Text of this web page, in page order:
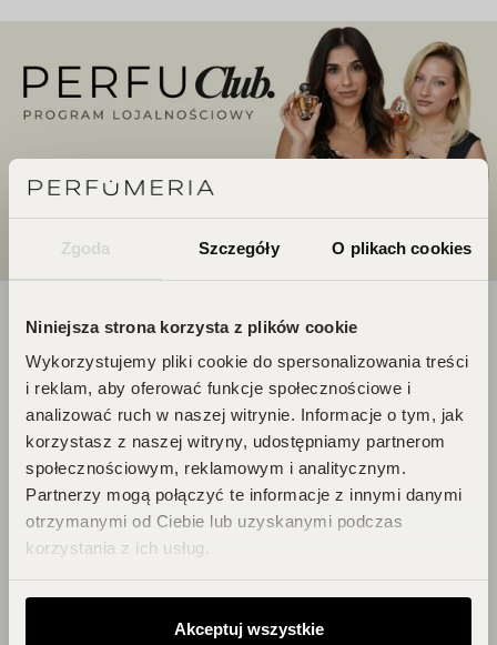
Zgoda Szczegóły O plikach cookies
Niniejsza strona korzysta z plików cookie
Wykorzystujemy pliki cookie do spersonalizowania treści
i reklam, aby oferować funkcje społecznościowe i
analizować ruch w naszej witrynie. Informacje o tym, jak
korzystasz z naszej witryny, udostępniamy partnerom
społecznościowym, reklamowym i analitycznym.
Partnerzy mogą połączyć te informacje z innymi danymi
otrzymanymi od Ciebie lub uzyskanymi podczas
korzystania z ich usług.
Akceptuj wszystkie
DOŁĄCZ DO ŚWIATA
PERFUCLUB!
Każde zakupy to krok w stronę Twojego
wymarzonego flakonu. Czekają na
Ciebie zniżki i prezenty, których nie
chcesz przegapić!
Zbieraj punkty, odkrywaj emocje,